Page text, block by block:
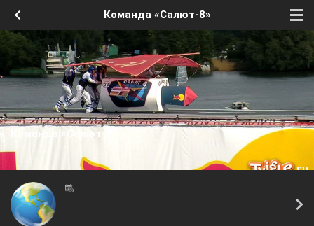
Команда «Салют-8»
Команда «Салют-8»